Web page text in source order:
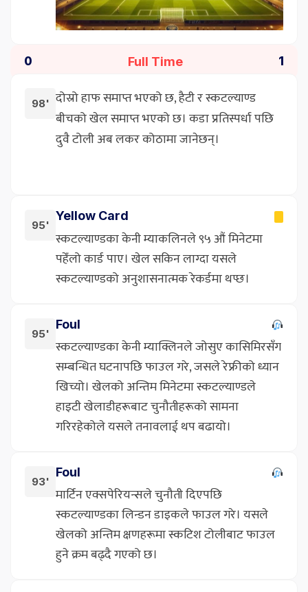
0 Full Time 1
98' दोस्रो हाफ समाप्त भएको छ, हैटी र स्कटल्याण्ड
बीचको खेल समाप्त भएको छ। कडा प्रतिस्पर्धा पछि
दुवै टोली अब लकर कोठामा जानेछन्।
95'
Yellow Card
स्कटल्याण्डका केनी म्याकलिनले ९५ औं मिनेटमा
पहेँलो कार्ड पाए। खेल सकिन लाग्दा यसले
स्कटल्याण्डको अनुशासनात्मक रेकर्डमा थप्छ।
95'
Foul
स्कटल्याण्डका केनी म्याक्लिनले जोसुए कासिमिरसँग
सम्बन्धित घटनापछि फाउल गरे, जसले रेफ्रीको ध्यान
खिच्यो। खेलको अन्तिम मिनेटमा स्कटल्याण्डले
हाइटी खेलाडीहरूबाट चुनौतीहरूको सामना
गरिरहेकोले यसले तनावलाई थप बढायो।
93'
Foul
मार्टिन एक्सपेरियन्सले चुनौती दिएपछि
स्कटल्याण्डका लिन्डन डाइकले फाउल गरे। यसले
खेलको अन्तिम क्षणहरूमा स्कटिश टोलीबाट फाउल
हुने क्रम बढ्दै गएको छ।